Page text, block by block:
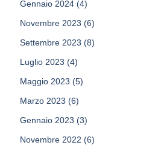
Gennaio 2024 (4)
Novembre 2023 (6)
Settembre 2023 (8)
Luglio 2023 (4)
Maggio 2023 (5)
Marzo 2023 (6)
Gennaio 2023 (3)
Novembre 2022 (6)